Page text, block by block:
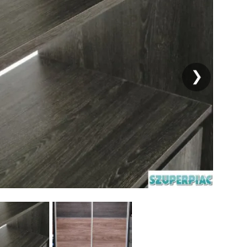
❯